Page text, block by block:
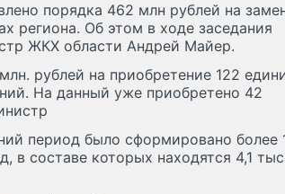
порядка 462 млн рублей на
региона. Об этом в ходе заседания
ЖКХ области Андрей Майер.
рублей на приобретение 122
На данный уже приобретено 42
период было сформировано более
в составе которых находятся 4,1